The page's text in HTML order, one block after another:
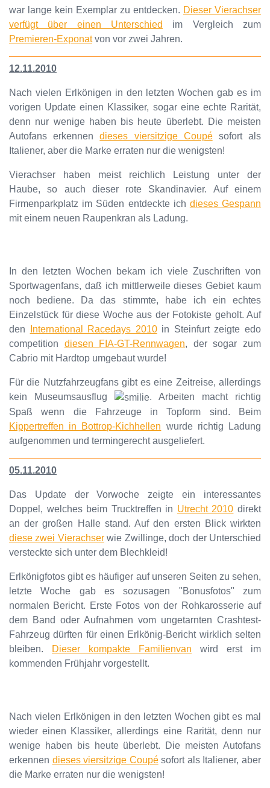
war lange kein Exemplar zu entdecken. Dieser Vierachser
verfügt über einen Unterschied
im Vergleich zum
Premieren-Exponatvon vor zwei Jahren.
12.11.2010
Nach vielen Erlkönigen in den letzten Wochen gab es im
vorigen Update einen Klassiker, sogar eine echte Rarität,
denn nur wenige haben bis heute überlebt. Die meisten
Autofans erkennendieses viersitzige Coupésofort als
Italiener, aber die Marke erraten nur die wenigsten!
Vierachser haben meist reichlich Leistung unter der
Haube, so auch dieser rote Skandinavier. Auf einem
Firmenparkplatz im Süden entdeckte ich dieses Gespann
mit einem neuen Raupenkran als Ladung.
In den letzten Wochen bekam ich viele Zuschriften von
Sportwagenfans, daß ich mittlerweile dieses Gebiet kaum
noch bediene. Da das stimmte, habe ich ein echtes
Einzelstück für diese Woche aus der Fotokiste geholt. Auf
den
International Racedays 2010in Steinfurt zeigte edo
competition diesen FIA-GT-Rennwagen, der sogar zum
Cabrio mit Hardtop umgebaut wurde!
Für die Nutzfahrzeugfans gibt es eine Zeitreise, allerdings
kein Museumsausflug
. Arbeiten macht richtig
Spaß wenn die Fahrzeuge in Topform sind. Beim
Kippertreffen in Bottrop-Kichhellen wurde richtig Ladung
aufgenommen und termingerecht ausgeliefert.
05.11.2010
Das Update der Vorwoche zeigte ein interessantes
Doppel, welches beim Trucktreffen in Utrecht 2010 direkt
an der großen Halle stand. Auf den ersten Blick wirkten
diese zwei Vierachserwie Zwillinge, doch der Unterschied
versteckte sich unter dem Blechkleid!
Erlkönigfotos gibt es häufiger auf unseren Seiten zu sehen,
letzte Woche gab es sozusagen "Bonusfotos" zum
normalen Bericht. Erste Fotos von der Rohkarosserie auf
dem Band oder Aufnahmen vom ungetarnten Crashtest-
Fahrzeug dürften für einen Erlkönig-Bericht wirklich selten
bleiben.
Dieser kompakte Familienvan wird erst im
kommenden Frühjahr vorgestellt.
Nach vielen Erlkönigen in den letzten Wochen gibt es mal
wieder einen Klassiker, allerdings eine Rarität, denn nur
wenige haben bis heute überlebt. Die meisten Autofans
erkennen dieses viersitzige Coupésofort als Italiener, aber
die Marke erraten nur die wenigsten!